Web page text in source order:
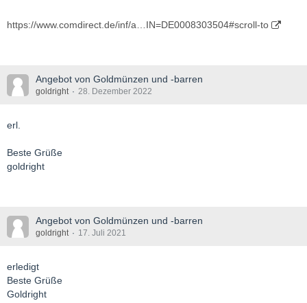
https://www.comdirect.de/inf/a…IN=DE0008303504#scroll-to
Angebot von Goldmünzen und -barren
goldright 28. Dezember 2022
erl.
Beste Grüße
goldright
Angebot von Goldmünzen und -barren
goldright 17. Juli 2021
erledigt
Beste Grüße
Goldright